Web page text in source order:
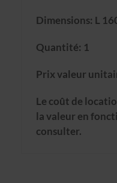
Dimensions: L
Quantité: 1
Prix valeur
Le coût de
la valeur en
consulter.